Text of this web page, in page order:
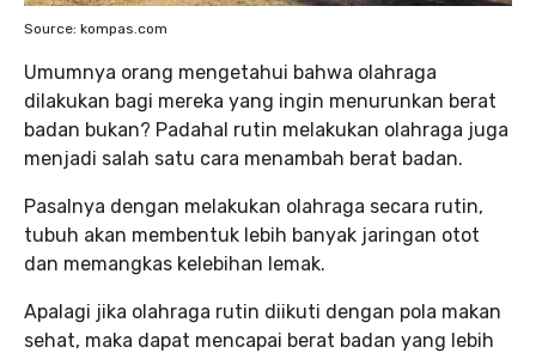
Source: kompas.com
Umumnya orang mengetahui bahwa olahraga
dilakukan bagi mereka yang ingin menurunkan berat
badan bukan? Padahal rutin melakukan olahraga juga
menjadi salah satu cara menambah berat badan.
Pasalnya dengan melakukan olahraga secara rutin,
tubuh akan membentuk lebih banyak jaringan otot
dan memangkas kelebihan lemak.
Apalagi jika olahraga rutin diikuti dengan pola makan
sehat, maka dapat mencapai berat badan yang lebih